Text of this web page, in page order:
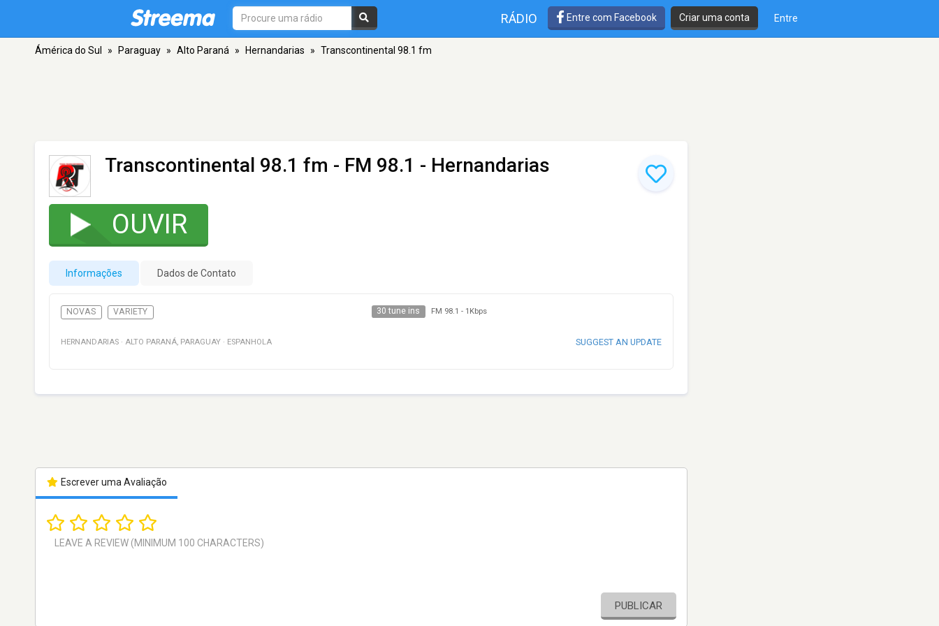
RÁDIO Entre com Facebook Criar uma conta Entre
Ámérica do Sul » Paraguay » Alto Paraná » Hernandarias » Transcontinental 98.1 fm
Transcontinental 98.1 fm - FM 98.1 - Hernandarias
OUVIR
Informações Dados de Contato
NOVAS VARIETY 30 tune ins FM 98.1 - 1Kbps
HERNANDARIAS · ALTO PARANÁ, PARAGUAY · ESPANHOLA SUGGEST AN UPDATE
Escrever uma Avaliação
PUBLICAR